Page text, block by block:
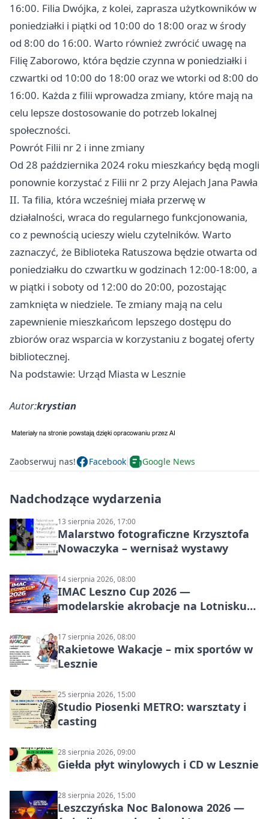
16:00. Filia Dwójka, z kolei, zaprasza użytkowników w
poniedziałki i piątki od 10:00 do 18:00 oraz w środy
od 8:00 do 16:00. Warto również zwrócić uwagę na
Filię Zaborowo, która będzie czynna w poniedziałki i
czwartki od 10:00 do 18:00 oraz we wtorki od 8:00 do
16:00. Każda z filii wprowadza zmiany, które mają na
celu lepsze dostosowanie do potrzeb lokalnej
społeczności.
Powrót Filii nr 2 i inne zmiany
Od 28 października 2024 roku mieszkańcy będą mogli
ponownie korzystać z Filii nr 2 przy Alejach Jana Pawła
II. Ta filia, która wcześniej miała przerwę w
działalności, wraca do regularnego funkcjonowania,
co z pewnością ucieszy wielu czytelników. Warto
zaznaczyć, że Biblioteka Ratuszowa będzie otwarta od
poniedziałku do czwartku w godzinach 12:00-18:00, a
w piątki i soboty od 12:00 do 20:00, pozostając
zamknięta w niedziele. Te zmiany mają na celu
zapewnienie mieszkańcom lepszego dostępu do
zbiorów oraz wsparcia w korzystaniu z bogatej oferty
bibliotecznej.
Na podstawie: Urząd Miasta w Lesznie
Autor:krystian
Zaobserwuj nas! Facebook Google News
Nadchodzące wydarzenia
13 sierpnia 2026, 17:00
Malarstwo fotograficzne Krzysztofa
Nowaczyka – wernisaż wystawy
14 sierpnia 2026, 08:00
IMAC Leszno Cup 2026 —
modelarskie akrobacje na Lotnisku
17 sierpnia 2026, 08:00
Rakietowe Wakacje – mix sportów w
Lesznie
25 sierpnia 2026, 15:00
Studio Piosenki METRO: warsztaty i
casting
28 sierpnia 2026, 09:00
Giełda płyt winylowych i CD w Lesznie
28 sierpnia 2026, 15:00
Leszczyńska Noc Balonowa 2026 —